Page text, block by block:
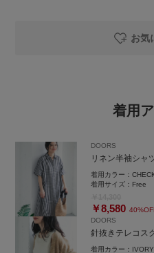
軽さがありながらしっかりとしたつ
サイドの配色がさりげないアクセン
👡PLAKTON フラットサンダル
夏の足元を軽やかに彩る、大人のフ
すっきりシンプルで洗練されたデザ
素足ではもちろん、ソックス合わせ
instgram
お気
着用
DOORS
リネン半袖シャ
着用カラー：
着用サイズ： Free
￥8,580
DOORS
針抜きテレコス
着用カラー： IVORY